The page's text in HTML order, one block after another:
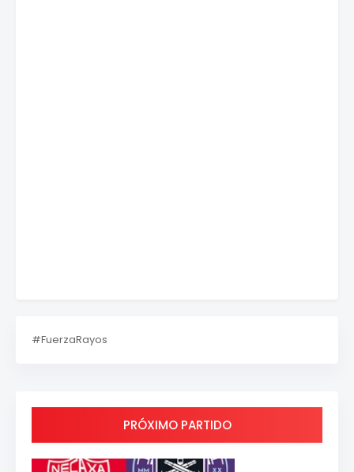
#FuerzaRayos
PRÓXIMO PARTIDO